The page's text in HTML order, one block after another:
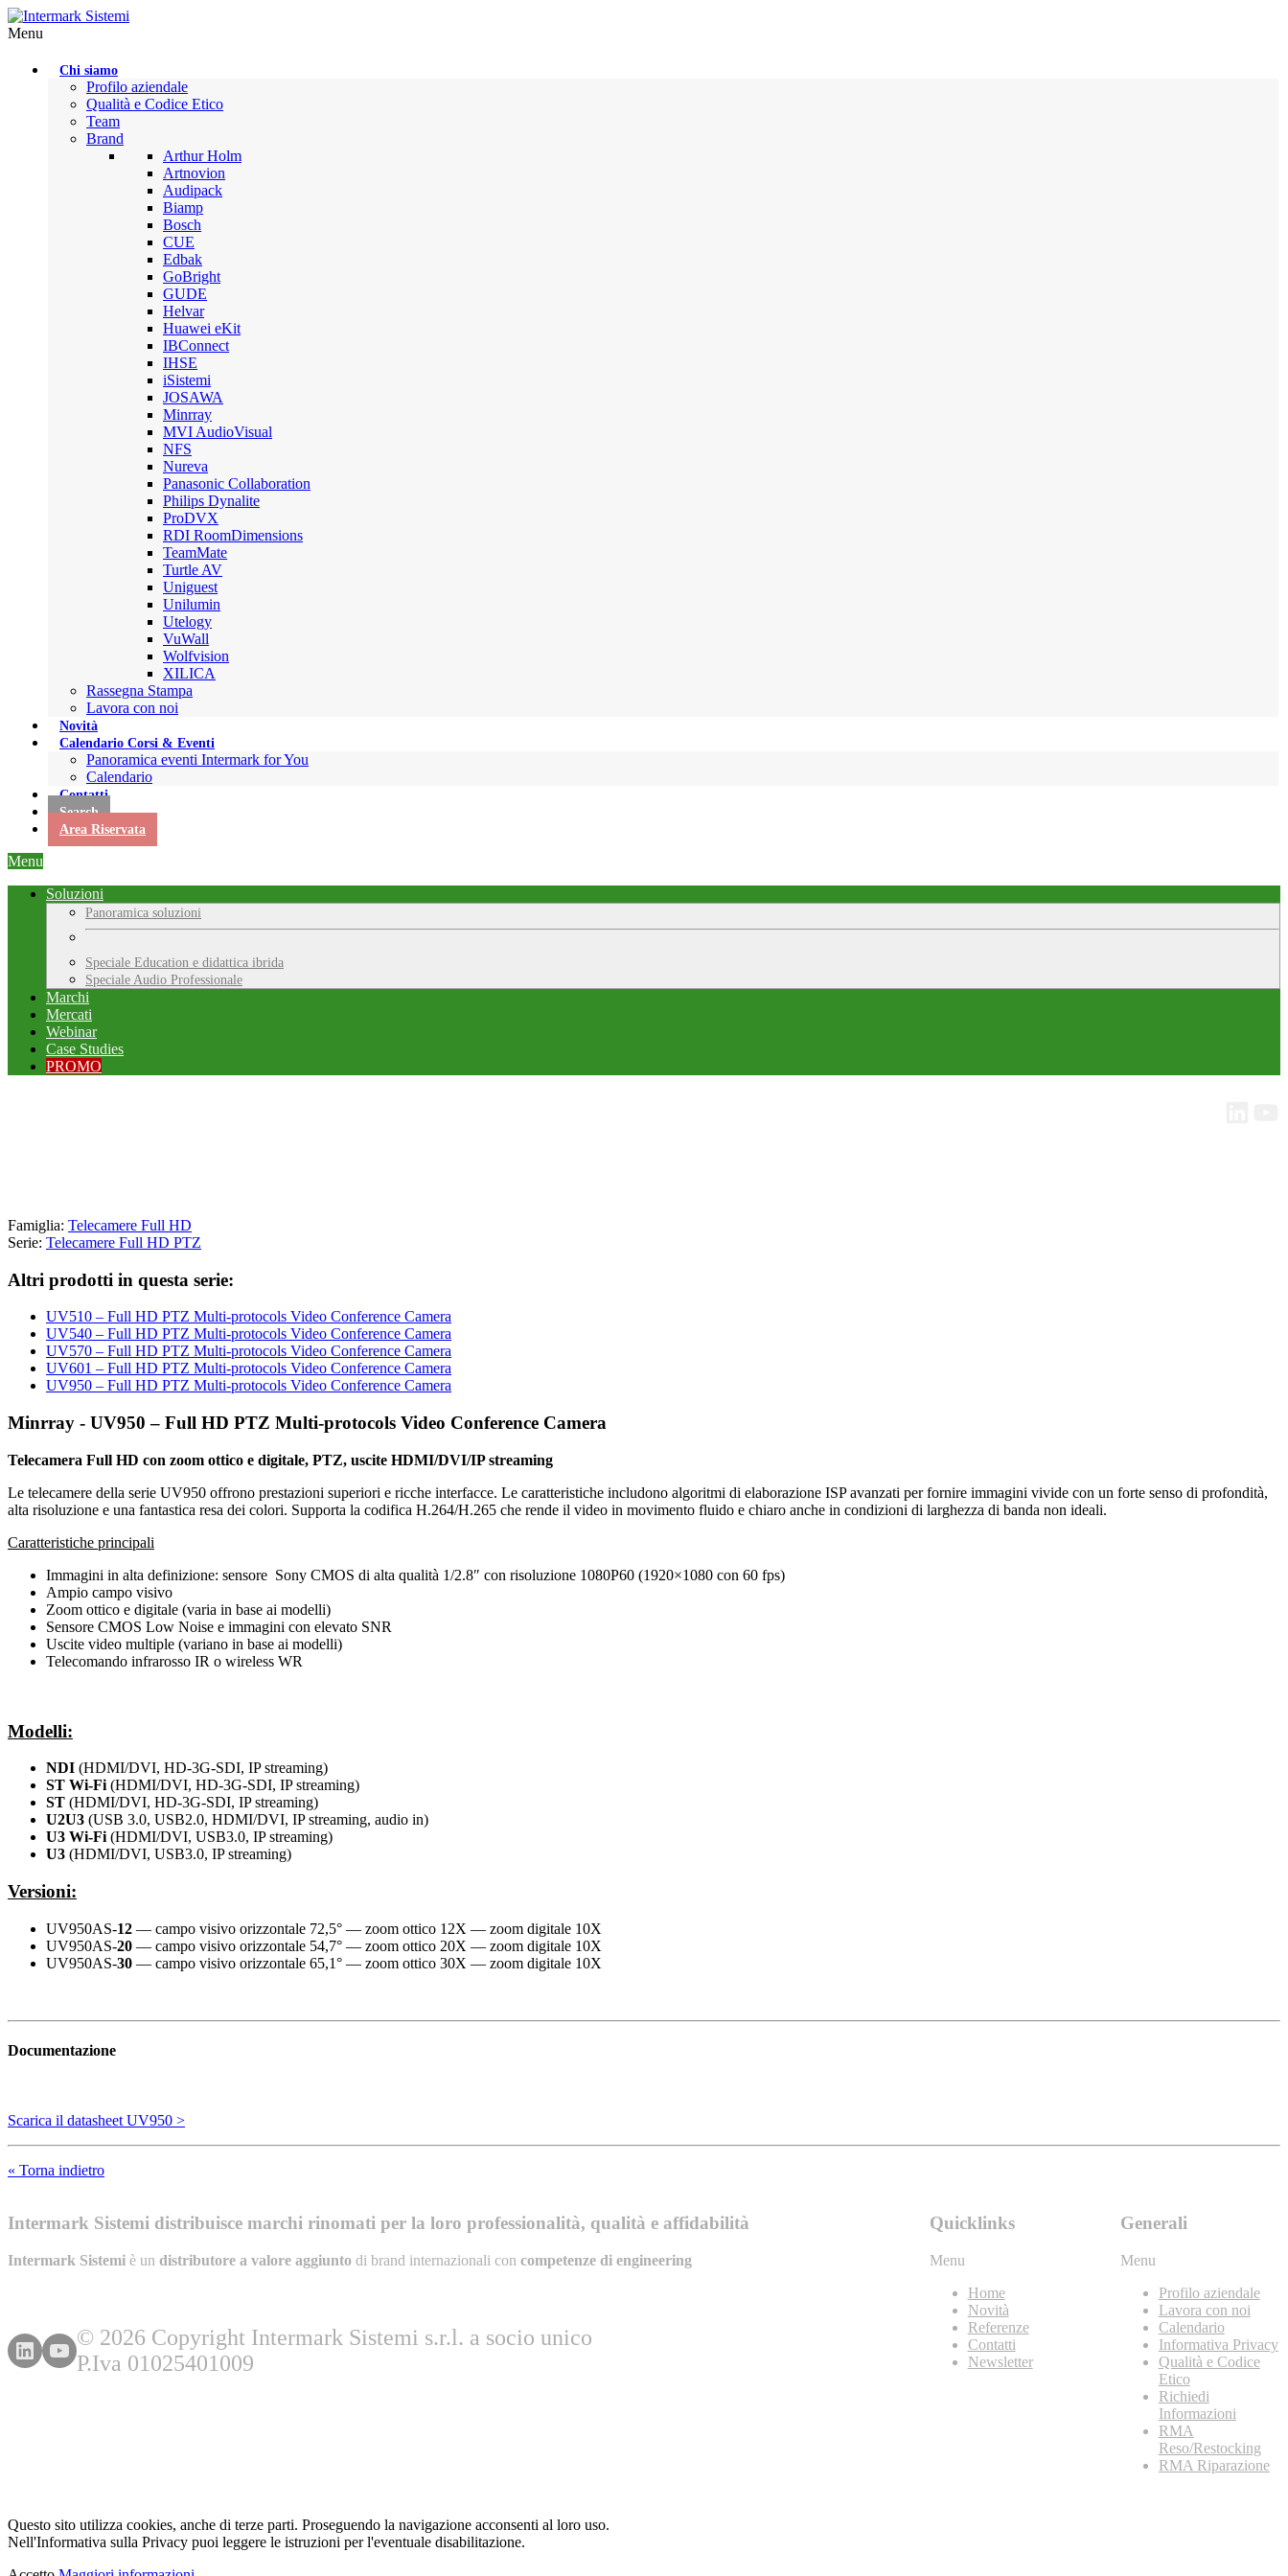
Menu
Chi siamo
Profilo aziendale
Qualità e Codice Etico
Team
Brand
Arthur Holm
Artnovion
Audipack
Biamp
Bosch
CUE
Edbak
GoBright
GUDE
Helvar
Huawei eKit
IBConnect
IHSE
iSistemi
JOSAWA
Minrray
MVI AudioVisual
NFS
Nureva
Panasonic Collaboration
Philips Dynalite
ProDVX
RDI RoomDimensions
TeamMate
Turtle AV
Uniguest
Unilumin
Utelogy
VuWall
Wolfvision
XILICA
Rassegna Stampa
Lavora con noi
Novità
Calendario Corsi & Eventi
Panoramica eventi Intermark for You
Calendario
Contatti
Search
Area Riservata
Menu
Soluzioni
Panoramica soluzioni
Speciale Education e didattica ibrida
Speciale Audio Professionale
Marchi
Mercati
Webinar
Case Studies
PROMO
Famiglia: Telecamere Full HD
Serie: Telecamere Full HD PTZ
Altri prodotti in questa serie:
UV510 – Full HD PTZ Multi-protocols Video Conference Camera
UV540 – Full HD PTZ Multi-protocols Video Conference Camera
UV570 – Full HD PTZ Multi-protocols Video Conference Camera
UV601 – Full HD PTZ Multi-protocols Video Conference Camera
UV950 – Full HD PTZ Multi-protocols Video Conference Camera
Minrray - UV950 – Full HD PTZ Multi-protocols Video Conference Camera
Telecamera Full HD con zoom ottico e digitale, PTZ, uscite HDMI/DVI/IP streaming
Le telecamere della serie UV950 offrono prestazioni superiori e ricche interfacce. Le caratteristiche includono algoritmi di elaborazione ISP avanzati per fornire immagini vivide con un forte senso di profondità,
alta risoluzione e una fantastica resa dei colori. Supporta la codifica H.264/H.265 che rende il video in movimento fluido e chiaro anche in condizioni di larghezza di banda non ideali.
Caratteristiche principali
Immagini in alta definizione: sensore Sony CMOS di alta qualità 1/2.8″ con risoluzione 1080P60 (1920×1080 con 60 fps)
Ampio campo visivo
Zoom ottico e digitale (varia in base ai modelli)
Sensore CMOS Low Noise e immagini con elevato SNR
Uscite video multiple (variano in base ai modelli)
Telecomando infrarosso IR o wireless WR
Modelli:
NDI (HDMI/DVI, HD-3G-SDI, IP streaming)
ST Wi-Fi (HDMI/DVI, HD-3G-SDI, IP streaming)
ST (HDMI/DVI, HD-3G-SDI, IP streaming)
U2U3 (USB 3.0, USB2.0, HDMI/DVI, IP streaming, audio in)
U3 Wi-Fi (HDMI/DVI, USB3.0, IP streaming)
U3 (HDMI/DVI, USB3.0, IP streaming)
Versioni:
UV950AS-12 — campo visivo orizzontale 72,5° — zoom ottico 12X — zoom digitale 10X
UV950AS-20 — campo visivo orizzontale 54,7° — zoom ottico 20X — zoom digitale 10X
UV950AS-30 — campo visivo orizzontale 65,1° — zoom ottico 30X — zoom digitale 10X
Documentazione
Scarica il datasheet UV950 >
« Torna indietro
Intermark Sistemi distribuisce marchi rinomati per la loro professionalità, qualità e affidabilità
Intermark Sistemi è un distributore a valore aggiunto di brand internazionali con competenze di engineering
© 2026 Copyright Intermark Sistemi s.r.l. a socio unico
P.Iva 01025401009
Quicklinks
Menu
Home
Novità
Referenze
Contatti
Newsletter
Generali
Menu
Profilo aziendale
Lavora con noi
Calendario
Informativa Privacy
Qualità e Codice
Etico
Richiedi
Informazioni
RMA
Reso/Restocking
RMA Riparazione
Questo sito utilizza cookies, anche di terze parti. Proseguendo la navigazione acconsenti al loro uso.
Nell'Informativa sulla Privacy puoi leggere le istruzioni per l'eventuale disabilitazione.